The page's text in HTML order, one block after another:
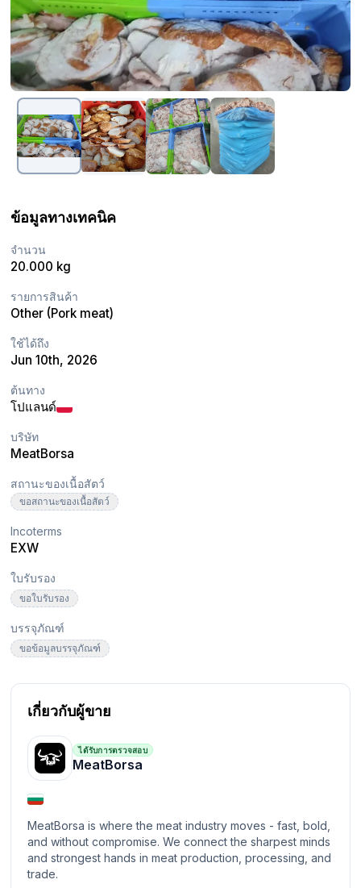
ข้อมูลทางเทคนิค
จำนวน
20.000 kg
รายการสินค้า
Other (Pork meat)
ใช้ได้ถึง
Jun 10th, 2026
ต้นทาง
โปแลนด์
บริษัท
MeatBorsa
สถานะของเนื้อสัตว์
ขอสถานะของเนื้อสัตว์
Incoterms
EXW
ใบรับรอง
ขอใบรับรอง
บรรจุภัณฑ์
ขอข้อมูลบรรจุภัณฑ์
เกี่ยวกับผู้ขาย
ได้รับการตรวจสอบ
MeatBorsa
MeatBorsa is where the meat industry moves - fast, bold,
and without compromise. We connect the sharpest minds
and strongest hands in meat production, processing, and
trade.